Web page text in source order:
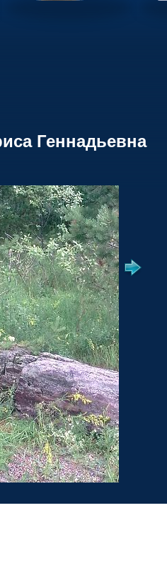
Геннадьевна